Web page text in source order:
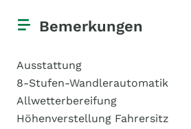
Bemerkungen
Ausstattung
8-Stufen-Wandlerautomatik
Allwetterbereifung
Höhenverstellung Fahrersitz